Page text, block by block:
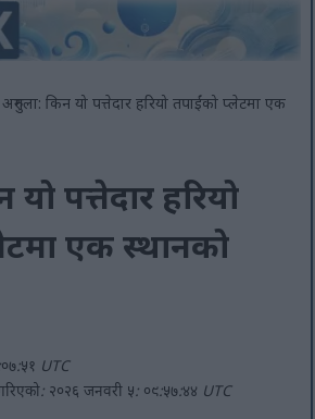
किन यो पत्तेदार हरियो तपाईंको प्लेटमा एक
पत्तेदार हरियो
एक स्थानको
UTC
२०२६ जनवरी ५: ०९:५७:४४ UTC